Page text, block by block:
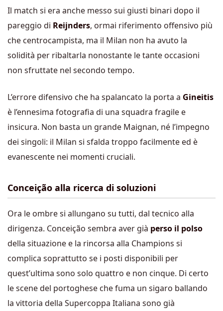
Il match si era anche messo sui giusti binari dopo il
pareggio di Reijnders, ormai riferimento offensivo più
che centrocampista, ma il Milan non ha avuto la
solidità per ribaltarla nonostante le tante occasioni
non sfruttate nel secondo tempo.
L’errore difensivo che ha spalancato la porta a Gineitis
è l’ennesima fotografia di una squadra fragile e
insicura. Non basta un grande Maignan, né l’impegno
dei singoli: il Milan si sfalda troppo facilmente ed è
evanescente nei momenti cruciali.
Conceição alla ricerca di soluzioni
Ora le ombre si allungano su tutti, dal tecnico alla
dirigenza. Conceição sembra aver già perso il polso
della situazione e la rincorsa alla Champions si
complica soprattutto se i posti disponibili per
quest’ultima sono solo quattro e non cinque. Di certo
le scene del portoghese che fuma un sigaro ballando
la vittoria della Supercoppa Italiana sono già